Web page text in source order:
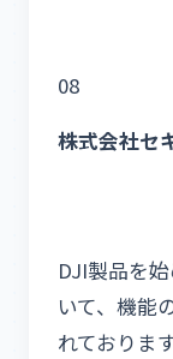
08
株式会社セ
DJI製品を
いて、機能
れております